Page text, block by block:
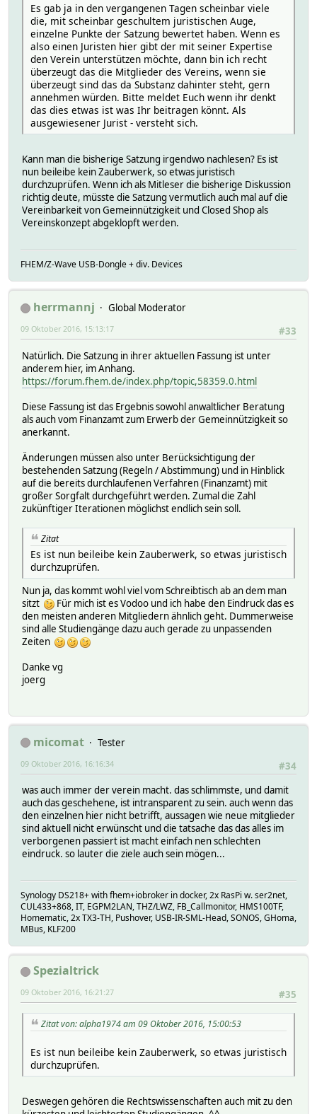
Es gab ja in den vergangenen Tagen scheinbar viele
die, mit scheinbar geschultem juristischen Auge,
einzelne Punkte der Satzung bewertet haben. Wenn es
also einen Juristen hier gibt der mit seiner Expertise
den Verein unterstützen möchte, dann bin ich recht
überzeugt das die Mitglieder des Vereins, wenn sie
überzeugt sind das da Substanz dahinter steht, gern
annehmen würden. Bitte meldet Euch wenn ihr denkt
das dies etwas ist was Ihr beitragen könnt. Als
ausgewiesener Jurist - versteht sich.
Kann man die bisherige Satzung irgendwo nachlesen? Es ist
nun beileibe kein Zauberwerk, so etwas juristisch
durchzuprüfen. Wenn ich als Mitleser die bisherige Diskussion
richtig deute, müsste die Satzung vermutlich auch mal auf die
Vereinbarkeit von Gemeinnützigkeit und Closed Shop als
Vereinskonzept abgeklopft werden.
FHEM/Z-Wave USB-Dongle + div. Devices
herrmannj
Global Moderator
#33
09 Oktober 2016, 15:13:17
Natürlich. Die Satzung in ihrer aktuellen Fassung ist unter
anderem hier, im Anhang.
https://forum.fhem.de/index.php/topic,58359.0.html
Diese Fassung ist das Ergebnis sowohl anwaltlicher Beratung
als auch vom Finanzamt zum Erwerb der Gemeinnützigkeit so
anerkannt.
Änderungen müssen also unter Berücksichtigung der
bestehenden Satzung (Regeln / Abstimmung) und in Hinblick
auf die bereits durchlaufenen Verfahren (Finanzamt) mit
großer Sorgfalt durchgeführt werden. Zumal die Zahl
zukünftiger Iterationen möglichst endlich sein soll.
Zitat
Es ist nun beileibe kein Zauberwerk, so etwas juristisch
durchzuprüfen.
Nun ja, das kommt wohl viel vom Schreibtisch ab an dem man
sitzt
Für mich ist es Vodoo und ich habe den Eindruck das es
den meisten anderen Mitgliedern ähnlich geht. Dummerweise
sind alle Studiengänge dazu auch gerade zu unpassenden
Zeiten
Danke vg
joerg
micomat
Tester
#34
09 Oktober 2016, 16:16:34
was auch immer der verein macht. das schlimmste, und damit
auch das geschehene, ist intransparent zu sein. auch wenn das
den einzelnen hier nicht betrifft, aussagen wie neue mitglieder
sind aktuell nicht erwünscht und die tatsache das das alles im
verborgenen passiert ist macht einfach nen schlechten
eindruck. so lauter die ziele auch sein mögen...
Synology DS218+ with fhem+iobroker in docker, 2x RasPi w. ser2net,
CUL433+868, IT, EGPM2LAN, THZ/LWZ, FB_Callmonitor, HMS100TF,
Homematic, 2x TX3-TH, Pushover, USB-IR-SML-Head, SONOS, GHoma,
MBus, KLF200
Spezialtrick
#35
09 Oktober 2016, 16:21:27
Zitat von: alpha1974 am 09 Oktober 2016, 15:00:53
Es ist nun beileibe kein Zauberwerk, so etwas juristisch
durchzuprüfen.
Deswegen gehören die Rechtswissenschaften auch mit zu den